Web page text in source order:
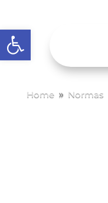
Abrir barra de
Home 9 Normas